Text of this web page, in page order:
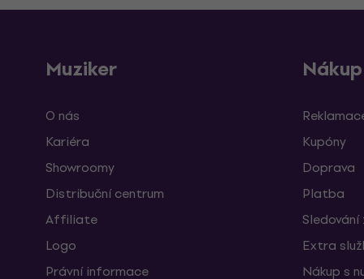
Muziker
O nás
Kariéra
Showroomy
Distribuční centrum
Affiliate
Logo
Právní informace
Nákup
Kupóny
Doprava
Platba
Sledování
Extra
Nákup s